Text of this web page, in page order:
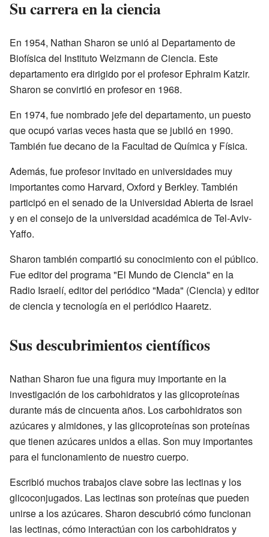
Su carrera en la ciencia
En 1954, Nathan Sharon se unió al Departamento de
Biofísica del Instituto Weizmann de Ciencia. Este
departamento era dirigido por el profesor Ephraim Katzir.
Sharon se convirtió en profesor en 1968.
En 1974, fue nombrado jefe del departamento, un puesto
que ocupó varias veces hasta que se jubiló en 1990.
También fue decano de la Facultad de Química y Física.
Además, fue profesor invitado en universidades muy
importantes como Harvard, Oxford y Berkley. También
participó en el senado de la Universidad Abierta de Israel
y en el consejo de la universidad académica de Tel-Aviv-
Yaffo.
Sharon también compartió su conocimiento con el público.
Fue editor del programa "El Mundo de Ciencia" en la
Radio Israelí, editor del periódico "Mada" (Ciencia) y editor
de ciencia y tecnología en el periódico Haaretz.
Sus descubrimientos científicos
Nathan Sharon fue una figura muy importante en la
investigación de los carbohidratos y las glicoproteínas
durante más de cincuenta años. Los carbohidratos son
azúcares y almidones, y las glicoproteínas son proteínas
que tienen azúcares unidos a ellas. Son muy importantes
para el funcionamiento de nuestro cuerpo.
Escribió muchos trabajos clave sobre las lectinas y los
glicoconjugados. Las lectinas son proteínas que pueden
unirse a los azúcares. Sharon descubrió cómo funcionan
las lectinas, cómo interactúan con los carbohidratos y